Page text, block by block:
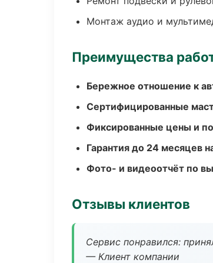
Монтаж аудио и
Преимущества
Бережное отношение к
Сертифицированные
Фиксированные цены и
Гарантия до 24 месяцев
Фото- и видеоотчёт по
Отзывы клиентов
Сервис понравился:
— Клиент компании